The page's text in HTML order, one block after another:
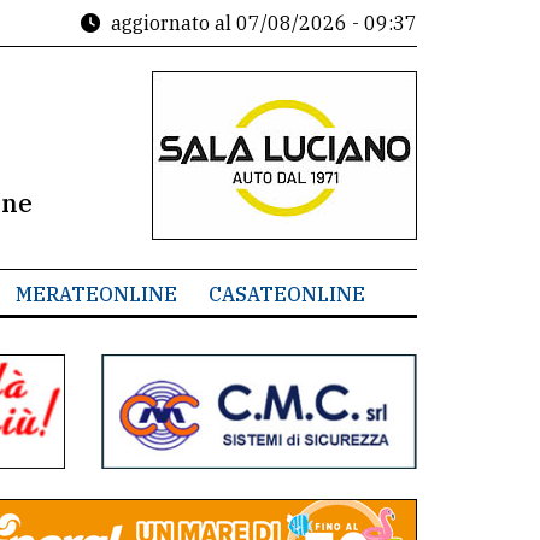
aggiornato al 07/08/2026 - 09:37
MERATEONLINE CASATEONLINE